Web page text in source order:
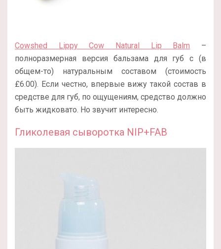
Cowshed Lippy Cow Natural Lip Balm –
полноразмерная версия бальзама для губ с (в
общем-то) натуральным составом (стоимость
£6.00). Если честно, впервые вижу такой состав в
средстве для губ, по ощущениям, средство должно
быть жидковато. Но звучит интересно.
Гликолевая сыворотка NIP+FAB